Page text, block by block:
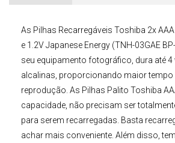
As Pilhas Recarregáveis Toshiba 2x AAA
e 1.2V Japanese Energy (TNH-03GAE
seu equipamento fotográfico , dura até
alcalinas, proporcionando maior tempo
reprodução. As Pilhas Palito Toshiba
capacidade, não precisam ser
para serem recarregadas. Basta
achar mais conveniente. Além disso,